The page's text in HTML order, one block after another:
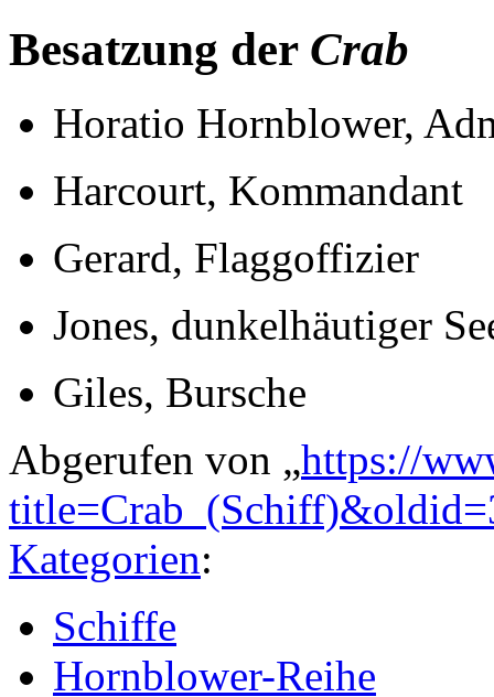
Besatzung der Crab
Horatio Hornblower,
Harcourt, Kommandant
Gerard, Flaggoffizier
Jones, dunkelhäutiger
Giles, Bursche
Abgerufen von „https://
Kategorien:
Schiffe
Hornblower-Reihe